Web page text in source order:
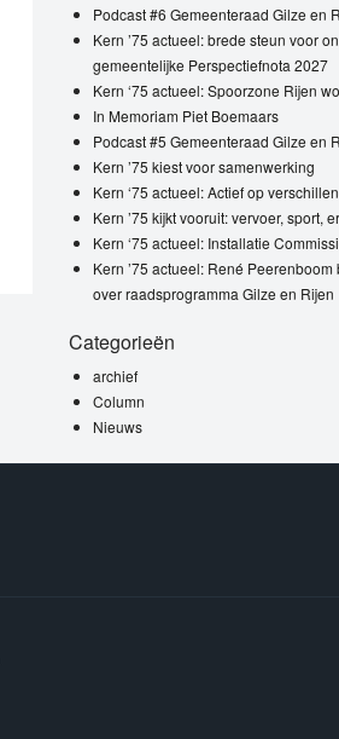
Podcast #6 Gemeenteraad Gilze en
Kern ’75 actueel: brede steun voor
gemeentelijke Perspectiefnota 2027
Kern ‘75 actueel: Spoorzone Rijen
In Memoriam Piet Boemaars
Podcast #5 Gemeenteraad Gilze en
Kern ’75 kiest voor samenwerking
Kern ‘75 actueel: Actief op
Kern ’75 kijkt vooruit: vervoer, sport,
Kern ‘75 actueel: Installatie
Kern ’75 actueel: René
over raadsprogramma Gilze en Rijen
Categorieën
archief
Column
Nieuws